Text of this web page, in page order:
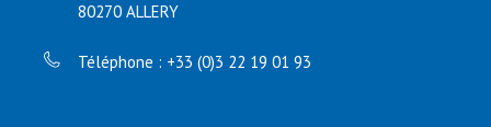
80270 ALLERY
Téléphone : +33 (0)3 22 19 01 93